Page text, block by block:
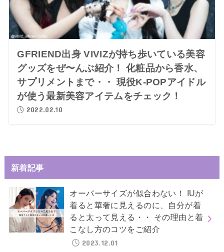
GFRIEND出身 VIVIZが持ち歩いている美容
グッズをぜ〜んぶ紹介！ 化粧品から香水、
サプリメントまで・・ 現役K-POPアイドル
が使う最新美容アイテムをチェック！
2022.02.10
新着記事
オーバーサイズが似合わない！ IUが
着ると華奢に見えるのに、自分が着
ると太って見える・・ その理由と着
こなし方のコツをご紹介
2023.12.01